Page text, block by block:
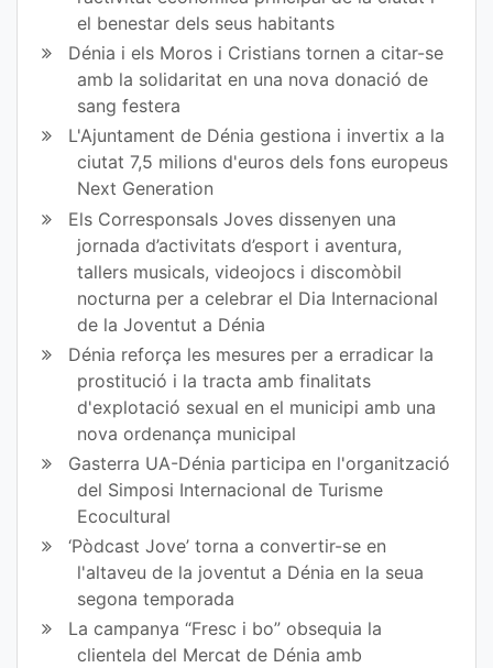
el benestar dels seus habitants
Dénia i els Moros i Cristians tornen a citar-se
amb la solidaritat en una nova donació de
sang festera
L'Ajuntament de Dénia gestiona i invertix a la
ciutat 7,5 milions d'euros dels fons europeus
Next Generation
Els Corresponsals Joves dissenyen una
jornada d’activitats d’esport i aventura,
tallers musicals, videojocs i discomòbil
nocturna per a celebrar el Dia Internacional
de la Joventut a Dénia
Dénia reforça les mesures per a erradicar la
prostitució i la tracta amb finalitats
d'explotació sexual en el municipi amb una
nova ordenança municipal
Gasterra UA-Dénia participa en l'organització
del Simposi Internacional de Turisme
Ecocultural
‘Pòdcast Jove’ torna a convertir-se en
l'altaveu de la joventut a Dénia en la seua
segona temporada
La campanya “Fresc i bo” obsequia la
clientela del Mercat de Dénia amb